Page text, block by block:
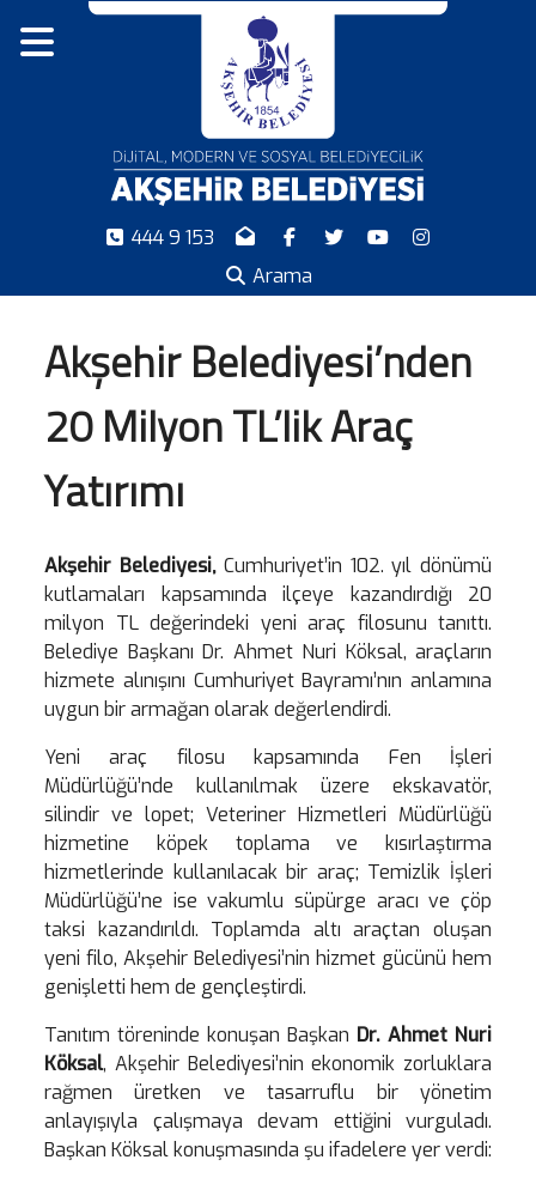
444 9 153
Arama
Akşehir Belediyesi’nden
20 Milyon TL’lik Araç
Yatırımı
Akşehir Belediyesi,Cumhuriyet’in 102. yıl dönümü
kutlamaları kapsamında ilçeye kazandırdığı 20
milyon TL değerindeki yeni araç filosunu tanıttı.
Belediye Başkanı Dr. Ahmet Nuri Köksal, araçların
hizmete alınışını Cumhuriyet Bayramı’nın anlamına
uygun bir armağan olarak değerlendirdi.
Yeni araç filosu kapsamında Fen İşleri
Müdürlüğü’nde kullanılmak üzere ekskavatör,
silindir ve lopet; Veteriner Hizmetleri Müdürlüğü
hizmetine köpek toplama ve kısırlaştırma
hizmetlerinde kullanılacak bir araç; Temizlik İşleri
Müdürlüğü’ne ise vakumlu süpürge aracı ve çöp
taksi kazandırıldı. Toplamda altı araçtan oluşan
yeni filo, Akşehir Belediyesi’nin hizmet gücünü hem
genişletti hem de gençleştirdi.
Tanıtım töreninde konuşan Başkan Dr. Ahmet Nuri
Köksal, Akşehir Belediyesi’nin ekonomik zorluklara
rağmen üretken ve tasarruflu bir yönetim
anlayışıyla çalışmaya devam ettiğini vurguladı.
Başkan Köksal konuşmasında şu ifadelere yer verdi: